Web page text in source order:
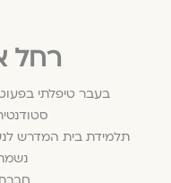
רחל
בעבר טיפלתי
תלמידת בית המדרש
חברת